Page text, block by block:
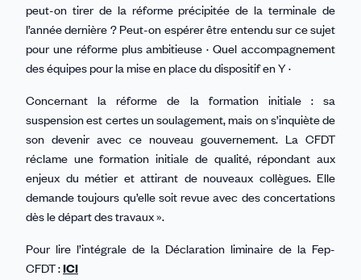
peut-on tirer de la réforme précipitée de la terminale de
l’année dernière ? Peut-on espérer être entendu sur ce sujet
pour une réforme plus ambitieuse · Quel accompagnement
des équipes pour la mise en place du dispositif en Y ·
Concernant la réforme de la formation initiale : sa
suspension est certes un soulagement, mais on s’inquiète de
son devenir avec ce nouveau gouvernement. La CFDT
réclame une formation initiale de qualité, répondant aux
enjeux du métier et attirant de nouveaux collègues. Elle
demande toujours qu’elle soit revue avec des concertations
dès le départ des travaux ».
Pour lire l’intégrale de la Déclaration liminaire de la Fep-
CFDT :ICI